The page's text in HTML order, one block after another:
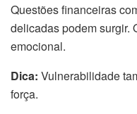
Questões financeiras
delicadas podem surgir.
emocional.
Dica: Vulnerabilidade
força.